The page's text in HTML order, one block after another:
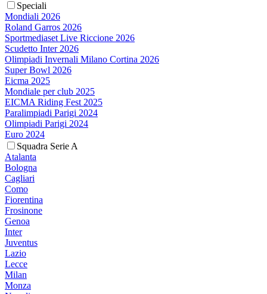
Speciali
Mondiali 2026
Roland Garros 2026
Sportmediaset Live Riccione 2026
Scudetto Inter 2026
Olimpiadi Invernali Milano Cortina 2026
Super Bowl 2026
Eicma 2025
Mondiale per club 2025
EICMA Riding Fest 2025
Paralimpiadi Parigi 2024
Olimpiadi Parigi 2024
Euro 2024
Squadra Serie A
Atalanta
Bologna
Cagliari
Como
Fiorentina
Frosinone
Genoa
Inter
Juventus
Lazio
Lecce
Milan
Monza